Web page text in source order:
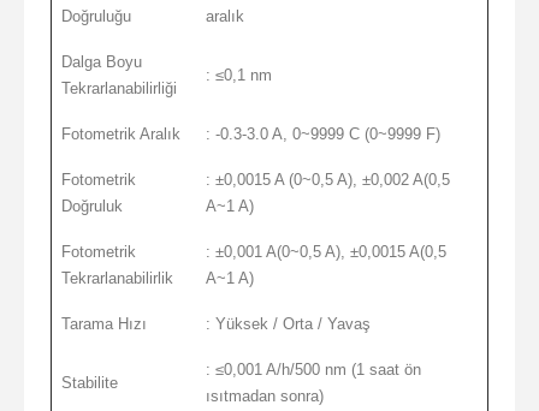
Doğruluğu
aralık
Dalga Boyu
Tekrarlanabilirliği
: ≤0,1 nm
Fotometrik Aralık : -0.3-3.0 A, 0~9999 C (0~9999 F)
Fotometrik
Doğruluk
: ±0,0015 A (0~0,5 A), ±0,002 A(0,5
A~1 A)
Fotometrik
Tekrarlanabilirlik
: ±0,001 A(0~0,5 A), ±0,0015 A(0,5
A~1 A)
Tarama Hızı : Yüksek / Orta / Yavaş
Stabilite
: ≤0,001 A/h/500 nm (1 saat ön
ısıtmadan sonra)